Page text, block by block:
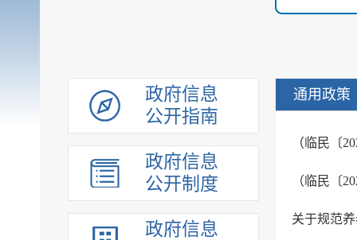
政府信息
公开指南
政府信息
公开制度
政府信息
通用政策
（临民〔
关于规范